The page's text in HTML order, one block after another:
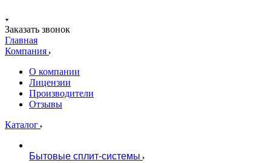
Заказать звонок
Главная
Компания
О компании
Лицензии
Производители
Отзывы
Каталог
Бытовые сплит-системы